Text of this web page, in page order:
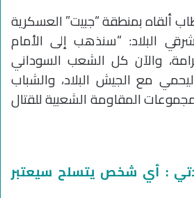
ألقاه بمنطقة “جبيت” العسكرية
شرقي البلاد: “سنذهب إلى الأمام
والآن كل الشعب السوداني
مع الجيش البلاد، والشباب
المقاومة الشعبية للقتال
: أي شخص يتسلح سيعتبر